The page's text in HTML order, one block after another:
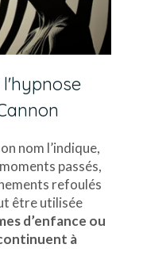
nom l’indique,
passés,
refoulés
être utilisée
d’enfance ou
à